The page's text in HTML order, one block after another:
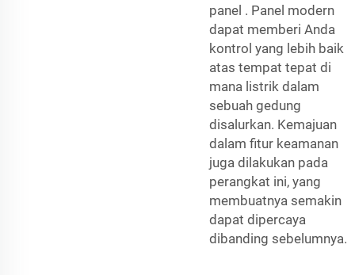
panel . Panel modern
dapat memberi Anda
kontrol yang lebih baik
atas tempat tepat di
mana listrik dalam
sebuah gedung
disalurkan. Kemajuan
dalam fitur keamanan
juga dilakukan pada
perangkat ini, yang
membuatnya semakin
dapat dipercaya
dibanding sebelumnya.